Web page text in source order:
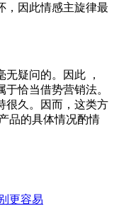
，因此情感主旋律最
疑问的。因此 ，
恰当借势营销法。
很久。因而，这类方
品的具体情况酌情
更容易